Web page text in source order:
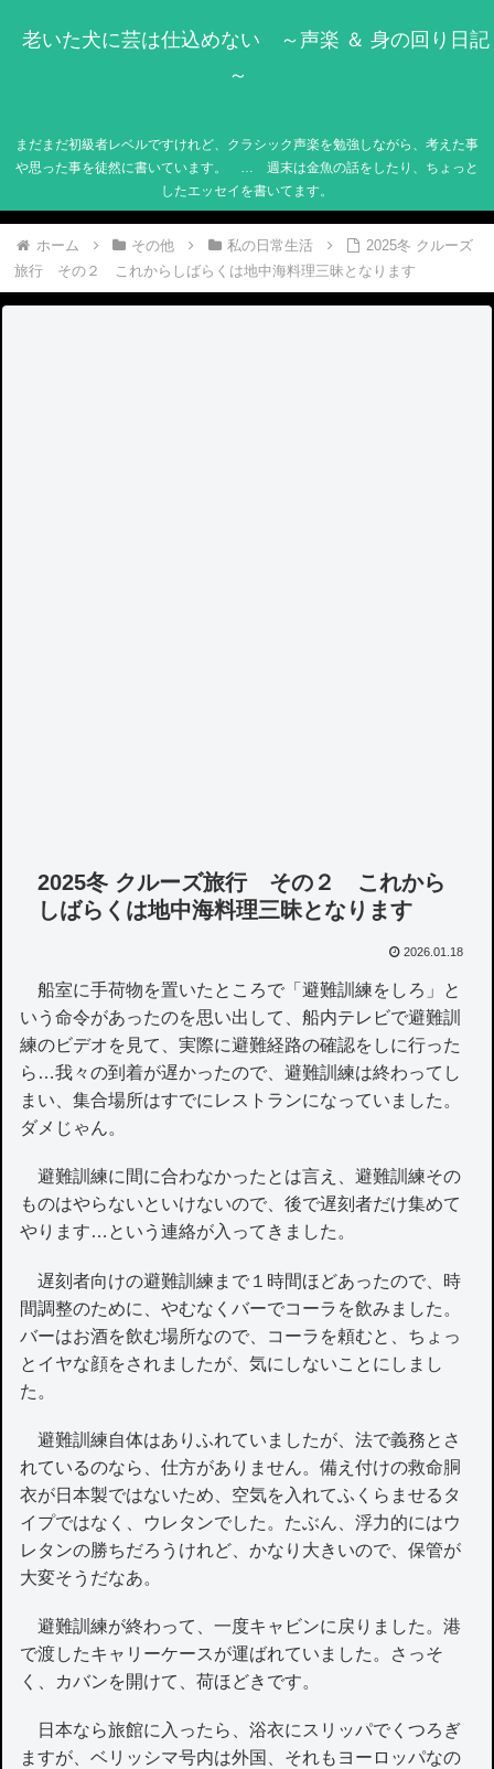
老いた犬に芸は仕込めない ～声楽 ＆ 身の回り日記
～
まだまだ初級者レベルですけれど、クラシック声楽を勉強しながら、考えた事
や思った事を徒然に書いています。 … 週末は金魚の話をしたり、ちょっと
したエッセイを書いてます。
ホーム その他 私の日常生活
2025冬 クルーズ
旅行 その２ これからしばらくは地中海料理三昧となります
2025冬 クルーズ旅行 その２ これから
しばらくは地中海料理三昧となります
2026.01.18
船室に手荷物を置いたところで「避難訓練をしろ」と
いう命令があったのを思い出して、船内テレビで避難訓
練のビデオを見て、実際に避難経路の確認をしに行った
ら…我々の到着が遅かったので、避難訓練は終わってし
まい、集合場所はすでにレストランになっていました。
ダメじゃん。
避難訓練に間に合わなかったとは言え、避難訓練その
ものはやらないといけないので、後で遅刻者だけ集めて
やります…という連絡が入ってきました。
遅刻者向けの避難訓練まで１時間ほどあったので、時
間調整のために、やむなくバーでコーラを飲みました。
バーはお酒を飲む場所なので、コーラを頼むと、ちょっ
とイヤな顔をされましたが、気にしないことにしまし
た。
避難訓練自体はありふれていましたが、法で義務とさ
れているのなら、仕方がありません。備え付けの救命胴
衣が日本製ではないため、空気を入れてふくらませるタ
イプではなく、ウレタンでした。たぶん、浮力的にはウ
レタンの勝ちだろうけれど、かなり大きいので、保管が
大変そうだなあ。
避難訓練が終わって、一度キャビンに戻りました。港
で渡したキャリーケースが運ばれていました。さっそ
く、カバンを開けて、荷ほどきです。
日本なら旅館に入ったら、浴衣にスリッパでくつろぎ
ますが、ベリッシマ号内は外国、それもヨーロッパなの